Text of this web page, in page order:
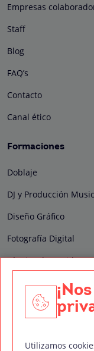
Empresas
Staff
Blog
FAQ’s
Contacto
Canal ético
Formaciones
Doblaje
DJ y Producción
Diseño Gráfico
Fotografía Digital
Técnico de Sonido
Edición y
Nuestros sellos de
Utilizamos